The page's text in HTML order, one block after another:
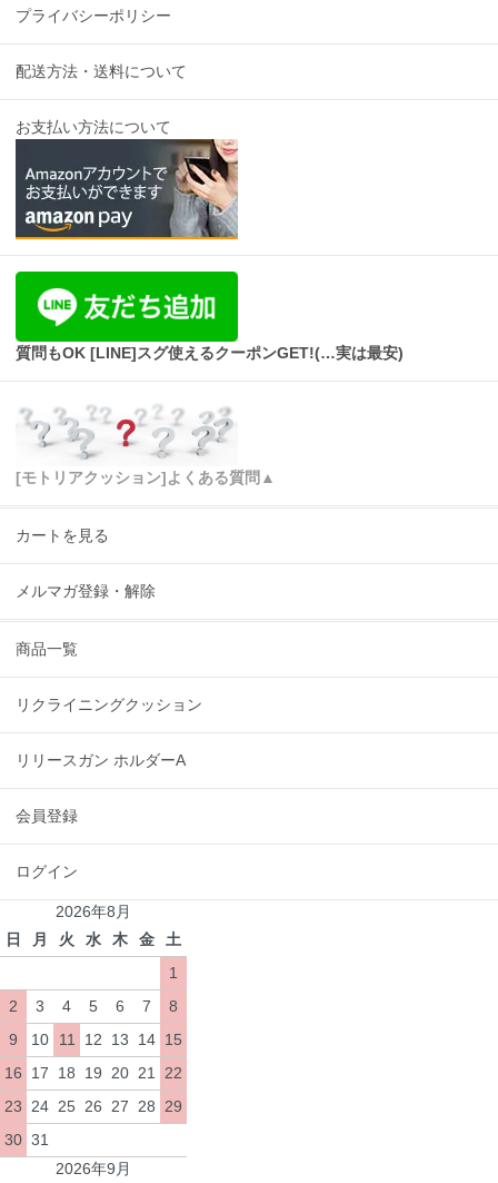
プライバシーポリシー
配送方法・送料について
お支払い方法について
質問もOK [LINE]スグ使えるクーポンGET!(…実は最安)
[モトリアクッション]よくある質問▲
カートを見る
メルマガ登録・解除
商品一覧
リクライニングクッション
リリースガン ホルダーA
会員登録
ログイン
2026年8月
日
月 火 水 木 金
土
1
2
3 4 5 6 7
8
9
10 11 12 13 14 15
16
17 18 19 20 21
22
23
24 25 26 27 28
29
30 31
2026年9月